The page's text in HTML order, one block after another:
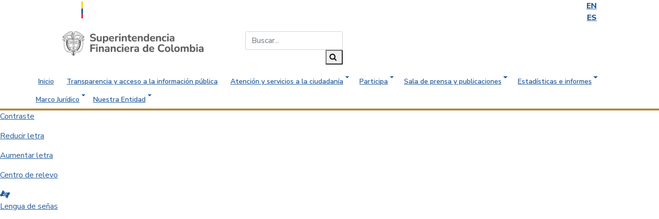
EN
ES
Saltar al contenido principal
Inicio Transparencia y acceso a la información pública Atención y servicios a la ciudadanía Participa Sala de prensa y publicaciones
Estadísticas e informes
Marco Jurídico
Nuestra Entidad
Contraste
Reducir letra
Aumentar letra
Centro de relevo
Lengua de señas